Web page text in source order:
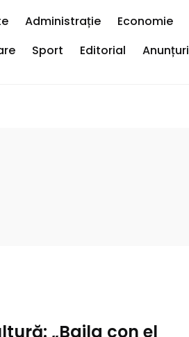
Administrație Economie
Sport Editorial Anunțuri
„Baila con el